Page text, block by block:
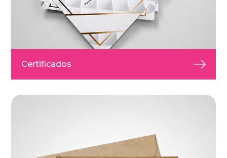
Certificados